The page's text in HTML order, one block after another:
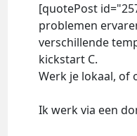
[quotePost
problemen
verschillende
kickstart C.
Werk je lokaal, of
Ik werk via een